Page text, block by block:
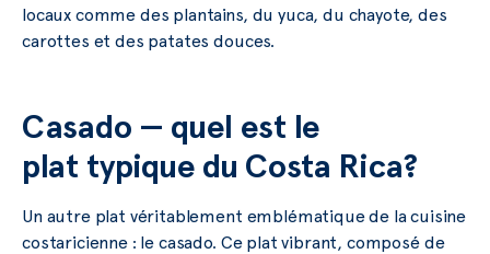
locaux comme des plantains, du yuca, du chayote, des
carottes et des patates douces.
Casado — quel est le
plat typique du Costa Rica?
Un autre plat véritablement emblématique de la cuisine
costaricienne : le casado. Ce plat vibrant, composé de